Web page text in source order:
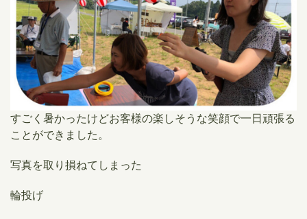
すごく暑かったけどお客様の楽しそうな笑顔で一日頑張る
ことができました。
写真を取り損ねてしまった
輪投げ